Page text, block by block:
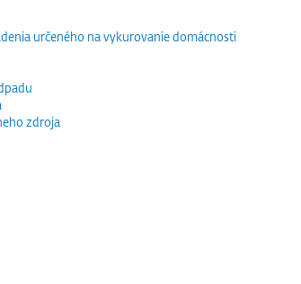
určeného na vykurovanie domácnosti
zdroja